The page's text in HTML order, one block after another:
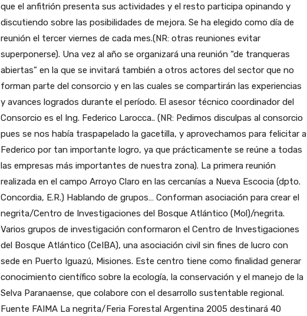
que el anfitrión presenta sus actividades y el resto participa opinando y
discutiendo sobre las posibilidades de mejora. Se ha elegido como día de
reunión el tercer viernes de cada mes.(NR: otras reuniones evitar
superponerse). Una vez al año se organizará una reunión “de tranqueras
abiertas” en la que se invitará también a otros actores del sector que no
forman parte del consorcio y en las cuales se compartirán las experiencias
y avances logrados durante el período. El asesor técnico coordinador del
Consorcio es el Ing. Federico Larocca.. (NR: Pedimos disculpas al consorcio
pues se nos había traspapelado la gacetilla, y aprovechamos para felicitar a
Federico por tan importante logro, ya que prácticamente se reúne a todas
las empresas más importantes de nuestra zona). La primera reunión
realizada en el campo Arroyo Claro en las cercanías a Nueva Escocia (dpto.
Concordia, E.R.) Hablando de grupos… Conforman asociación para crear el
negrita/Centro de Investigaciones del Bosque Atlántico (Mol)/negrita.
Varios grupos de investigación conformaron el Centro de Investigaciones
del Bosque Atlántico (CeIBA), una asociación civil sin fines de lucro con
sede en Puerto Iguazú, Misiones. Este centro tiene como finalidad generar
conocimiento científico sobre la ecología, la conservación y el manejo de la
Selva Paranaense, que colabore con el desarrollo sustentable regional.
Fuente FAIMA La negrita/Feria Forestal Argentina 2005 destinará 40